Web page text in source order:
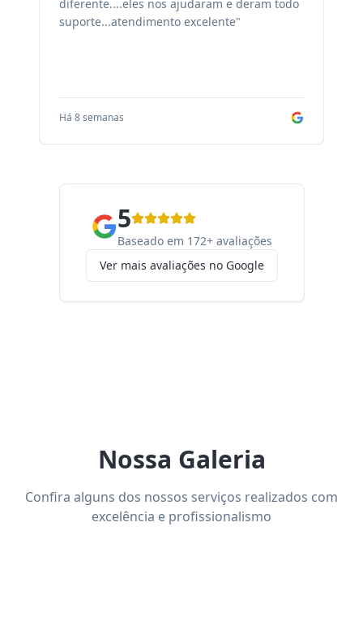
diferente....eles nos ajudaram e deram todo
suporte...atendimento excelente"
Há 8 semanas
5
Baseado em 172+ avaliações
Ver mais avaliações no Google
Nossa Galeria
Confira alguns dos nossos serviços realizados com
excelência e profissionalismo